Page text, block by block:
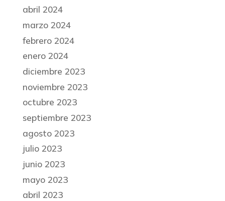
abril 2024
marzo 2024
febrero 2024
enero 2024
diciembre 2023
noviembre 2023
octubre 2023
septiembre 2023
agosto 2023
julio 2023
junio 2023
mayo 2023
abril 2023